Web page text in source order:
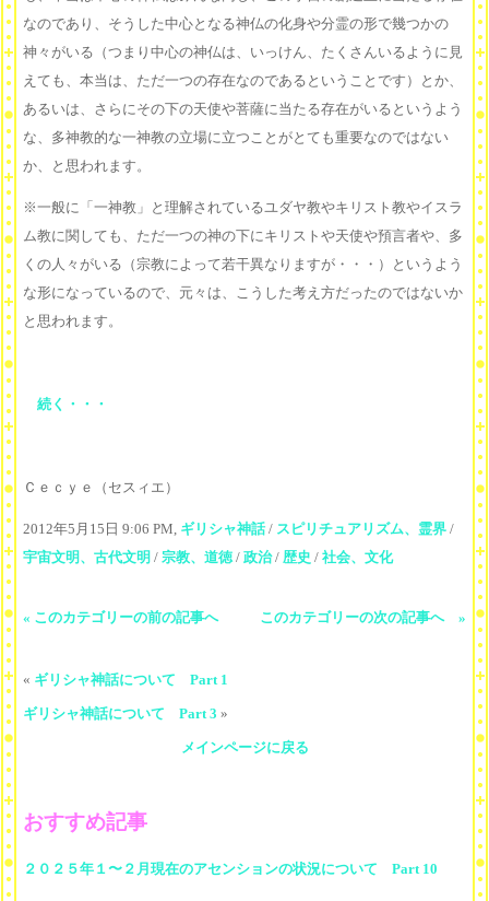
なのであり、そうした中心となる神仏の化身や分霊の形で幾つかの
神々がいる（つまり中心の神仏は、いっけん、たくさんいるように見
えても、本当は、ただ一つの存在なのであるということです）とか、
あるいは、さらにその下の天使や菩薩に当たる存在がいるというよう
な、多神教的な一神教の立場に立つことがとても重要なのではない
か、と思われます。
※一般に「一神教」と理解されているユダヤ教やキリスト教やイスラ
ム教に関しても、ただ一つの神の下にキリストや天使や預言者や、多
くの人々がいる（宗教によって若干異なりますが・・・）というよう
な形になっているので、元々は、こうした考え方だったのではないか
と思われます。
続く・・・
Ｃｅｃｙｅ（セスィエ）
2012年5月15日 9:06 PM, ギリシャ神話 / スピリチュアリズム、霊界 /
宇宙文明、古代文明 / 宗教、道徳/ 政治/ 歴史 / 社会、文化
« このカテゴリーの前の記事へ このカテゴリーの次の記事へ »
« ギリシャ神話について Part 1
ギリシャ神話について Part 3 »
メインページに戻る
おすすめ記事
２０２５年１〜２月現在のアセンションの状況について Part 10